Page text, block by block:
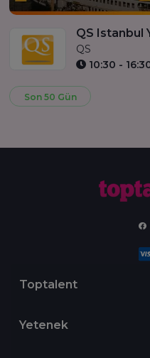
QS
10:30 -
Son 50 Gün
Toptalent
Yetenek